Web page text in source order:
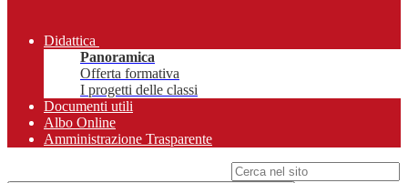
Didattica
Panoramica
Offerta formativa
I progetti delle classi
Documenti utili
Albo Online
Amministrazione Trasparente